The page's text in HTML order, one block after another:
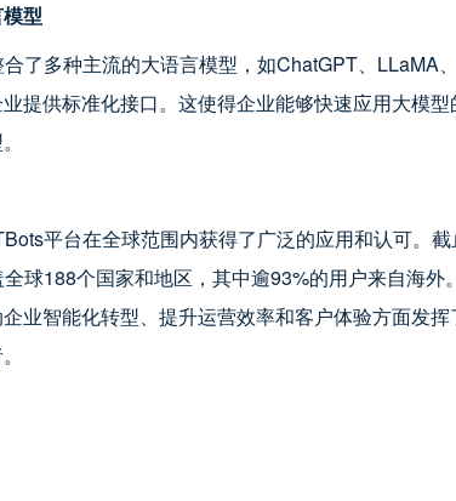
型
了多种主流的大语言模型，如ChatGPT、LLaMA
提供标准化接口。这使得企业能够快速应用大模
平台在全球范围内获得了广泛的应用和认可。
球188个国家和地区，其中逾93%的用户来自海外
业智能化转型、提升运营效率和客户体验方面发